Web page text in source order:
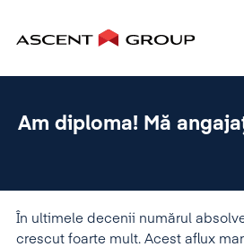
Am diploma! Mă
În ultimele decenii numărul
crescut foarte mult. Acest aflux